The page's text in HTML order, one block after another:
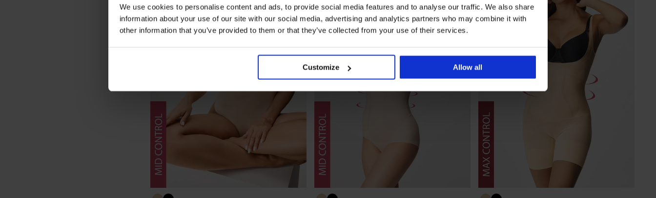
We use cookies to personalise content and ads, to provide social media features and to analyse our traffic. We also share
information about your use of our site with our social media, advertising and analytics partners who may combine it with
other information that you’ve provided to them or that they’ve collected from your use of their services.
Customize Allow all